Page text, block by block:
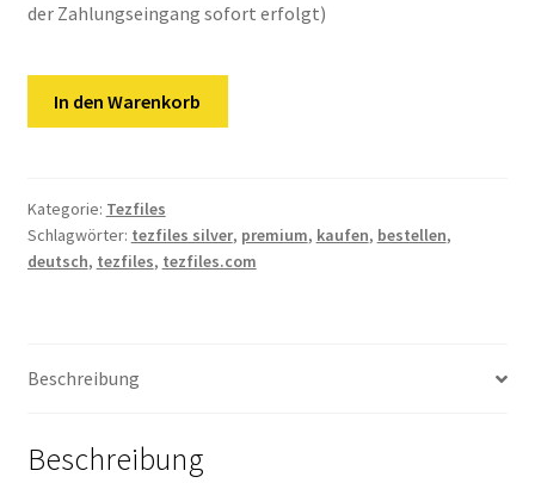
Zahlungsarten
der Zahlungseingang sofort erfolgt)
30
Tage
Premium
In den Warenkorb
Kategorie: Tezfiles
Schlagwörter: tezfiles silver, premium, kaufen, bestellen,
deutsch, tezfiles, tezfiles.com
Beschreibung
Beschreibung